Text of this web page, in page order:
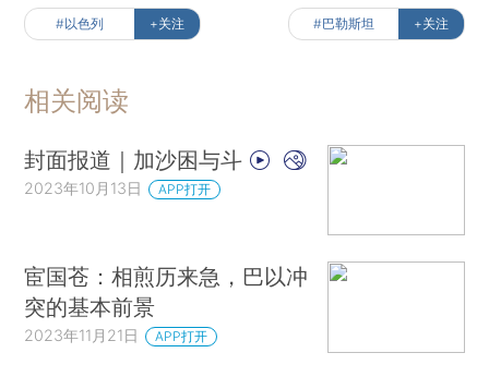
#以色列 +关注 #巴勒斯坦 +关注
相关阅读
封面报道｜加沙困与斗
2023年10月13日 APP打开
宦国苍：相煎历来急，巴以冲
突的基本前景
2023年11月21日 APP打开